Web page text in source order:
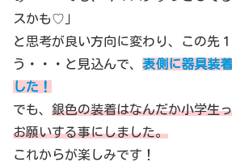
スかも♡」
と思考が良い方向に変わり、この先
う・・・と見込んで、 表側に器具装
した！
でも、 銀色の装着はなんだか小学生
お願いする事にしました。
これからが楽しみです！